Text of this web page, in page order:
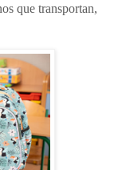
que transportan,